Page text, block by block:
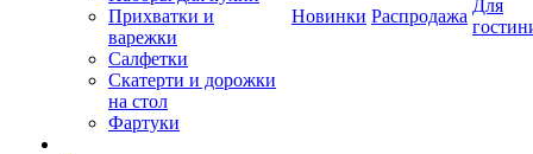
Прихватки и
варежки
Салфетки
Скатерти и дорожки
на стол
Фартуки
Новинки Распродажа
Для